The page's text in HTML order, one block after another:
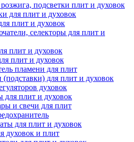
подсветки плит и духовок
для плит и духовок
плит и духовок
селекторы для плит и
плит и духовок
плит и духовок
пламени для плит
(подставки) для плит и духовок
духовок
для плит и духовок
и свечи для плит
для плит и духовок
духовок и плит